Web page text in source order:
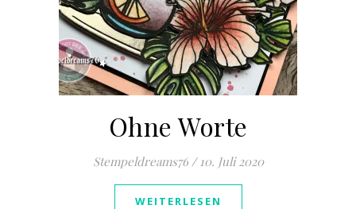
Ohne Worte
Stempeldreams76 / 10. Juli 2020
WEITERLESEN